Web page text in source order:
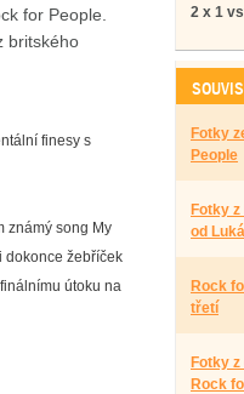
for People.
britského
finesy s
známý song My
dokonce žebříček
útoku na
2 x 1
Fotky
People
Fotky
od
Rock
třetí
Fotky
Rock